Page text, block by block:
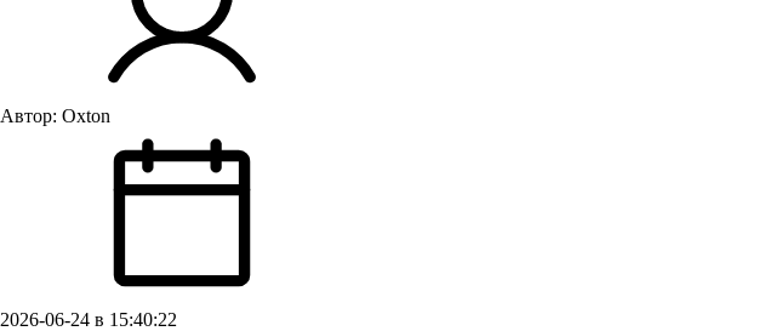
Автор: Oxton
2026-06-24 в 15:40:22